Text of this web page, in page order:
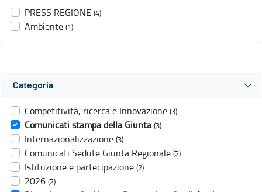
PRESS REGIONE (4)
Ambiente (1)
Categoria
Competitività, ricerca e Innovazione (3)
Comunicati stampa della Giunta (3)
Internazionalizzazione (3)
Comunicati Sedute Giunta Regionale (2)
Istituzione e partecipazione (2)
2026 (2)